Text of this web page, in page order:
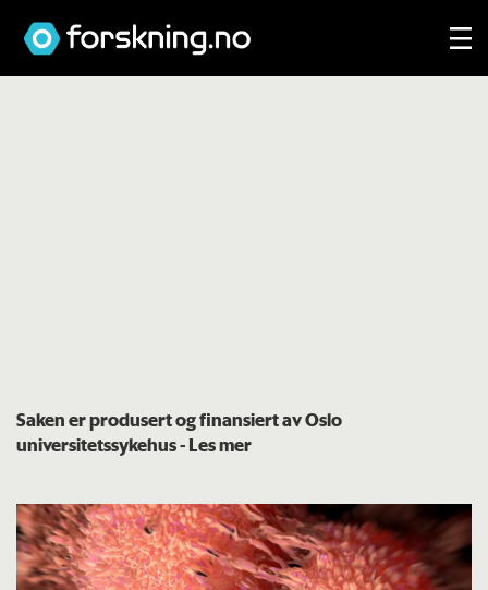
Saken er produsert og finansiert av Oslo
universitetssykehus- Les mer